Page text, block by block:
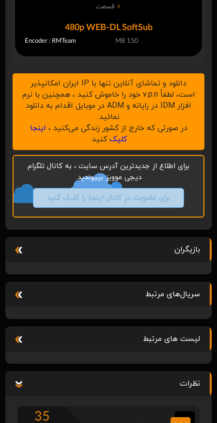
8 قسمت
480p WEB-DL SoftSub
Encoder : RMTeam 150 MB
دانلود و تماشای آنلاین تنها با IP ایران امکانپذیر
است، لطفاً v.p.n خود را خاموش کنید ، همچنین با نرم
افزار IDM در رایانه و ADM در موبایل اقدام به دانلود
نمائید.
در صورتی که خارج از کشور زندگی می‌کنید ، اینجا
کلیککنید.
برای اطلاع از جدیدترین آدرس سایت ، به کانال تلگرام
دیجی موویز بپیوندید.
برای عضویت در کانال اینجا را کلیک کنید
بازیگران
سریال‌های مرتبط
لیست های مرتبط
نظرات
35